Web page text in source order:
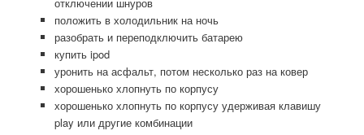
положить в холодильник на ночь
разобрать и переподключить батарею
купить ipod
уронить на асфальт, потом несколько раз на ковер
хорошенько хлопнуть по корпусу
хорошенько хлопнуть по корпусу удерживая клавишу
play или другие комбинации